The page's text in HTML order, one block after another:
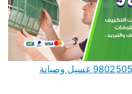
تصليح مكيفات النعيم 98025055 غسيل وصيانة